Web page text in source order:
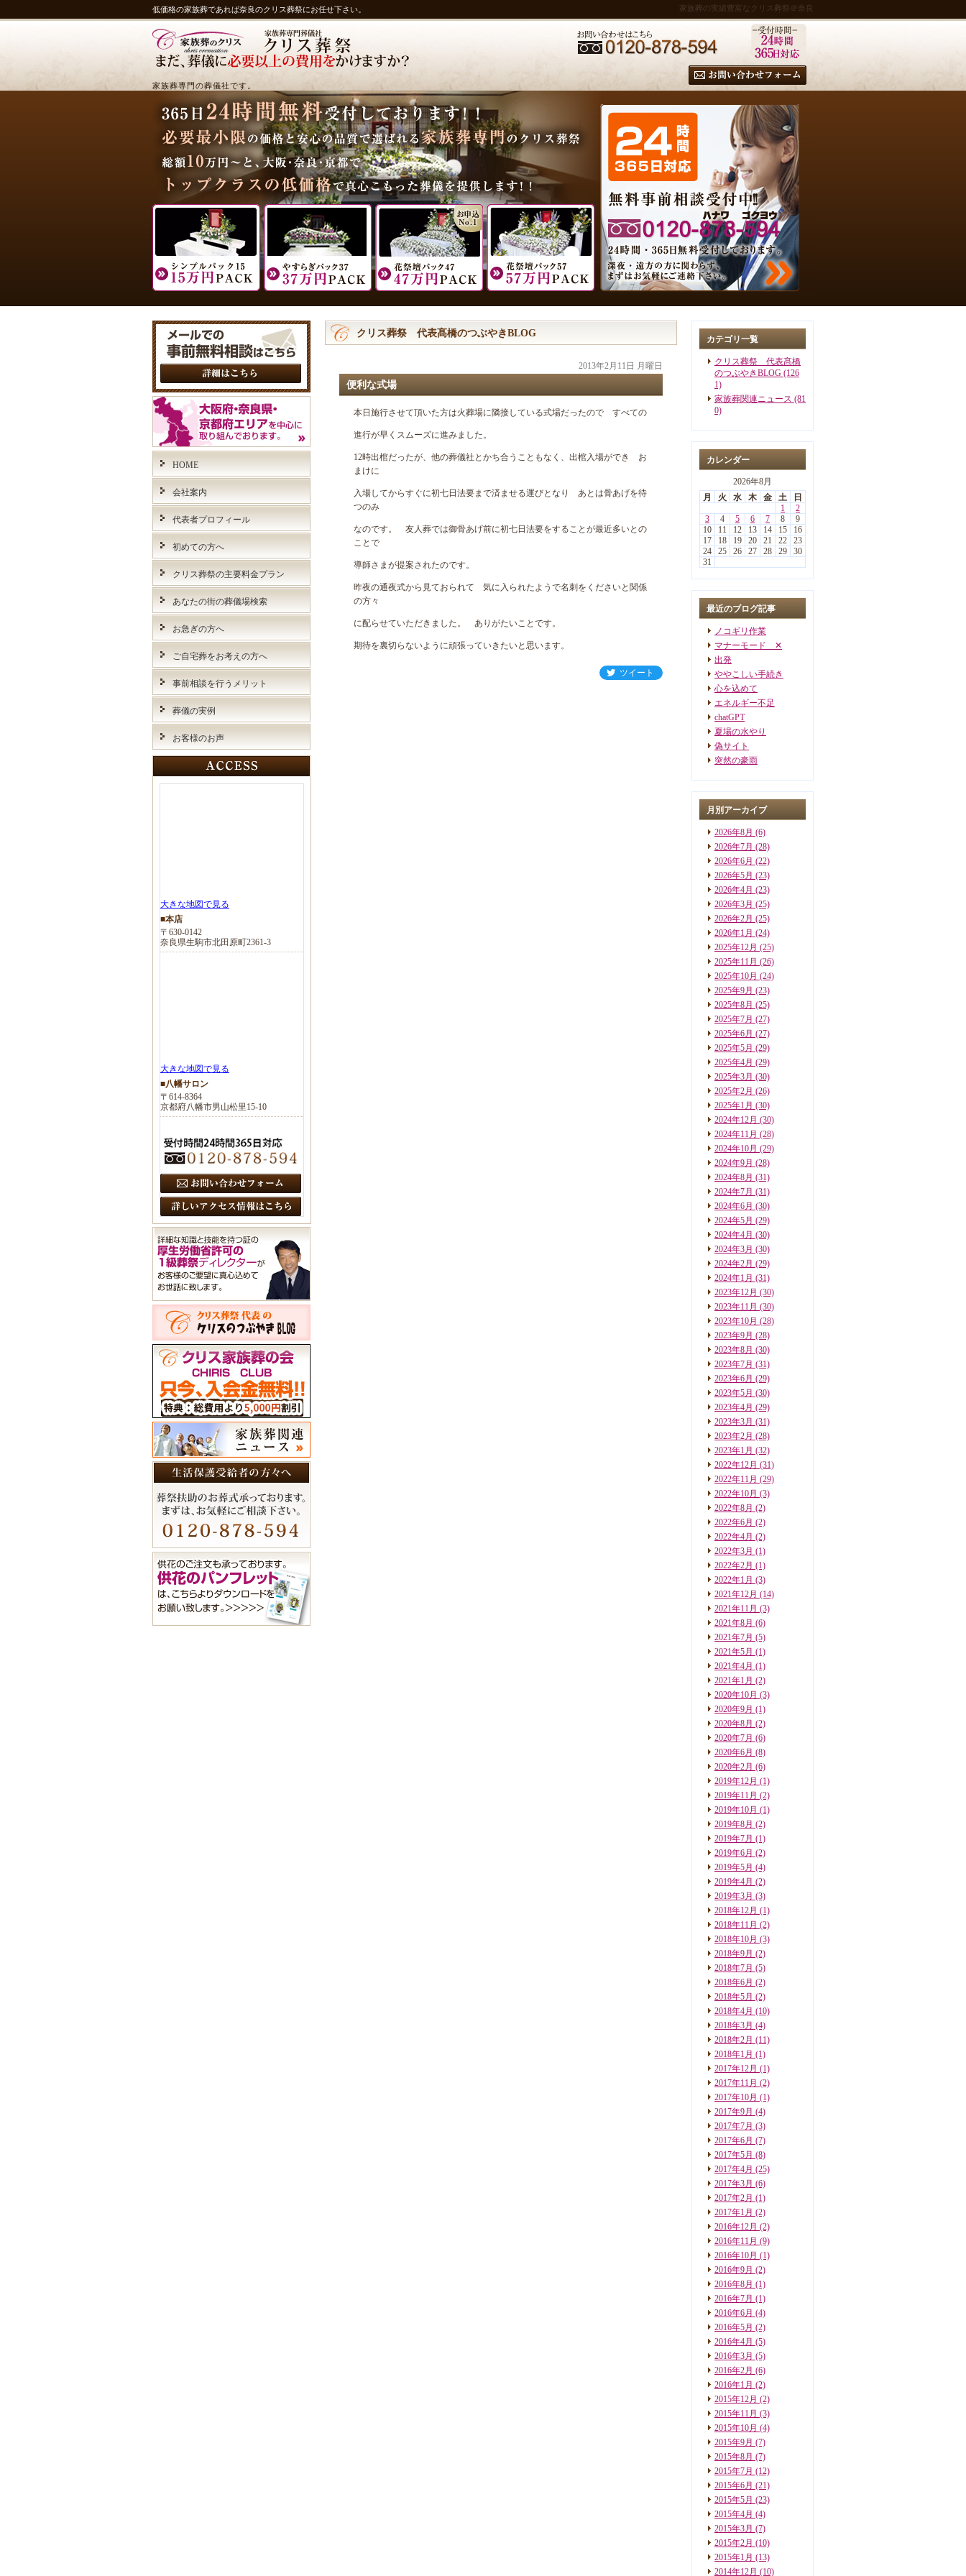
低価格の家族葬であれば奈良のクリス葬祭にお任せ下さい。 家族葬の実績豊富なクリス葬祭＠奈良
家族葬専門の葬儀社です。
クリス葬祭 代表髙橋のつぶやきBLOG
2013年2月11日 月曜日
便利な式場
本日施行させて頂いた方は火葬場に隣接している式場だったので すべての
進行が早くスムーズに進みました。
12時出棺だったが、他の葬儀社とかち合うこともなく、出棺入場ができ お
まけに
入場してからすぐに初七日法要まで済ませる運びとなり あとは骨あげを待
つのみ
なのです。 友人葬では御骨あげ前に初七日法要をすることが最近多いとの
ことで
導師さまが提案されたのです。
昨夜の通夜式から見ておられて 気に入られたようで名刺をくださいと関係
の方々
に配らせていただきました。 ありがたいことです。
期待を裏切らないように頑張っていきたいと思います。
ツイート
カテゴリ一覧
クリス葬祭 代表髙橋
のつぶやきBLOG (126
1)
家族葬関連ニュース (81
0)
カレンダー
2026年8月
月
火 水 木 金 土
日
1
2
3
4 5 6 7 8
9
10
11 12 13 14 15
16
17
18 19 20 21 22
23
24
25 26 27 28 29
30
31
最近のブログ記事
ノコギリ作業
マナーモード ✕
出発
ややこしい手続き
心を込めて
エネルギー不足
chatGPT
夏場の水やり
偽サイト
突然の豪雨
月別アーカイブ
2026年8月 (6)
2026年7月 (28)
2026年6月 (22)
2026年5月 (23)
2026年4月 (23)
2026年3月 (25)
2026年2月 (25)
2026年1月 (24)
2025年12月 (25)
2025年11月 (26)
2025年10月 (24)
2025年9月 (23)
2025年8月 (25)
2025年7月 (27)
2025年6月 (27)
2025年5月 (29)
2025年4月 (29)
2025年3月 (30)
2025年2月 (26)
2025年1月 (30)
2024年12月 (30)
2024年11月 (28)
2024年10月 (29)
2024年9月 (28)
2024年8月 (31)
2024年7月 (31)
2024年6月 (30)
2024年5月 (29)
2024年4月 (30)
2024年3月 (30)
2024年2月 (29)
2024年1月 (31)
2023年12月 (30)
2023年11月 (30)
2023年10月 (28)
2023年9月 (28)
2023年8月 (30)
2023年7月 (31)
2023年6月 (29)
2023年5月 (30)
2023年4月 (29)
2023年3月 (31)
2023年2月 (28)
2023年1月 (32)
2022年12月 (31)
2022年11月 (29)
2022年10月 (3)
2022年8月 (2)
2022年6月 (2)
2022年4月 (2)
2022年3月 (1)
2022年2月 (1)
2022年1月 (3)
2021年12月 (14)
2021年11月 (3)
2021年8月 (6)
2021年7月 (5)
2021年5月 (1)
2021年4月 (1)
2021年1月 (2)
2020年10月 (3)
2020年9月 (1)
2020年8月 (2)
2020年7月 (6)
2020年6月 (8)
2020年2月 (6)
2019年12月 (1)
2019年11月 (2)
2019年10月 (1)
2019年8月 (2)
2019年7月 (1)
2019年6月 (2)
2019年5月 (4)
2019年4月 (2)
2019年3月 (3)
2018年12月 (1)
2018年11月 (2)
2018年10月 (3)
2018年9月 (2)
2018年7月 (5)
2018年6月 (2)
2018年5月 (2)
2018年4月 (10)
2018年3月 (4)
2018年2月 (11)
2018年1月 (1)
2017年12月 (1)
2017年11月 (2)
2017年10月 (1)
2017年9月 (4)
2017年7月 (3)
2017年6月 (7)
2017年5月 (8)
2017年4月 (25)
2017年3月 (6)
2017年2月 (1)
2017年1月 (2)
2016年12月 (2)
2016年11月 (9)
2016年10月 (1)
2016年9月 (2)
2016年8月 (1)
2016年7月 (1)
2016年6月 (4)
2016年5月 (2)
2016年4月 (5)
2016年3月 (5)
2016年2月 (6)
2016年1月 (2)
2015年12月 (2)
2015年11月 (3)
2015年10月 (4)
2015年9月 (7)
2015年8月 (7)
2015年7月 (12)
2015年6月 (21)
2015年5月 (23)
2015年4月 (4)
2015年3月 (7)
2015年2月 (10)
2015年1月 (13)
2014年12月 (10)
HOME
会社案内
代表者プロフィール
初めての方へ
クリス葬祭の主要料金プラン
あなたの街の葬儀場検索
お急ぎの方へ
ご自宅葬をお考えの方へ
事前相談を行うメリット
葬儀の実例
お客様のお声
大きな地図で見る
■本店
〒630-0142
奈良県生駒市北田原町2361-3
大きな地図で見る
■八幡サロン
〒614-8364
京都府八幡市男山松里15-10